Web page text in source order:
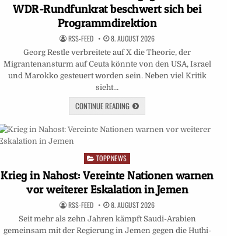
WDR-Rundfunkrat beschwert sich bei
Programmdirektion
RSS-FEED 8. AUGUST 2026
Georg Restle verbreitete auf X die Theorie, der
Migrantenansturm auf Ceuta könnte von den USA, Israel
und Marokko gesteuert worden sein. Neben viel Kritik
sieht…
CONTINUE READING
Posted
in
TOPPNEWS
Krieg in Nahost: Vereinte Nationen warnen
vor weiterer Eskalation in Jemen
RSS-FEED 8. AUGUST 2026
Seit mehr als zehn Jahren kämpft Saudi-Arabien
gemeinsam mit der Regierung in Jemen gegen die Huthi-